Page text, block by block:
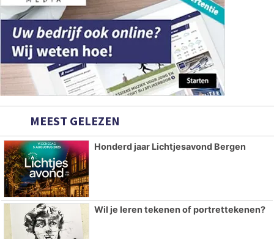
MEEST GELEZEN
Honderd jaar Lichtjesavond Bergen
Wil je leren tekenen of portrettekenen?